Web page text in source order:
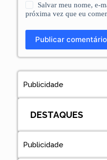
Salvar meu nome, e-
próxima vez que eu
Publicar comentário
Publicidade
DESTAQUES
Publicidade